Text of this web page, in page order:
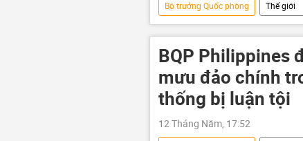
Bộ trưởng Quốc phòng Thế giới
vi phạm
Chính trị
BQP Philippines
mưu đảo chính
thống bị luận tội
12 Tháng Năm, 17:52